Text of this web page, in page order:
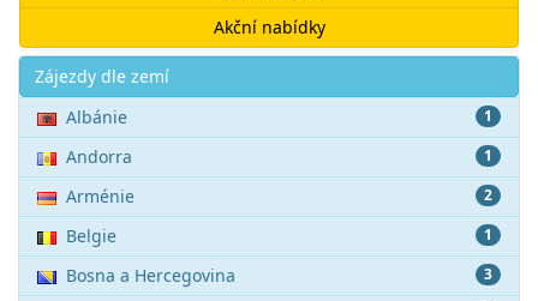
Akční nabídky
Akce
Zájezdy dle zemí
1
Albánie
1
Andorra
2
Arménie
1
Belgie
3
Bosna a Hercegovina